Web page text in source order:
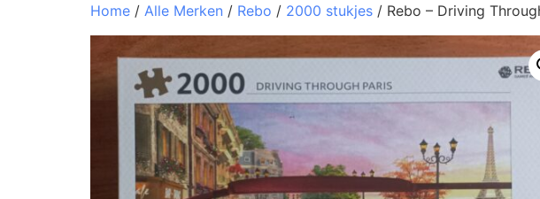
Home / Alle Merken / Rebo / 2000 stukjes / Rebo – Driving